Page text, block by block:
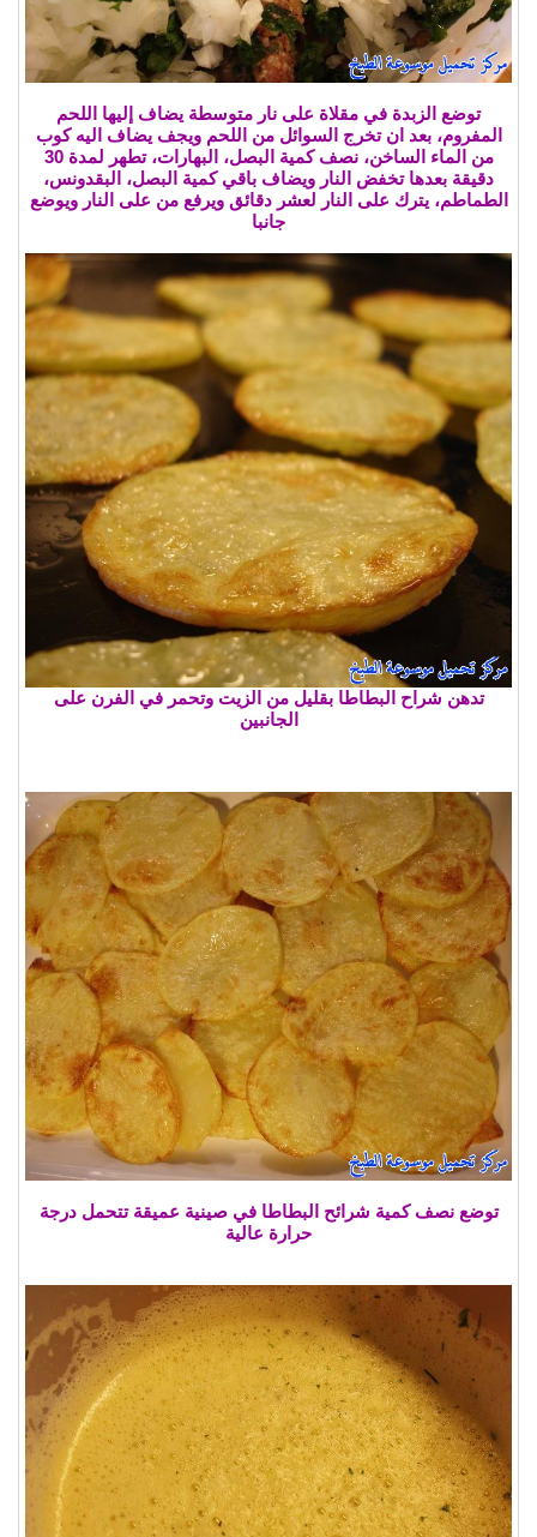
توضع الزبدة في مقلاة على نار متوسطة يضاف إليها اللحم
المفروم، بعد ان تخرج السوائل من اللحم ويجف يضاف اليه كوب
من الماء الساخن، نصف كمية البصل، البهارات، تطهر لمدة 30
دقيقة بعدها تخفض النار ويضاف باقي كمية البصل، البقدونس،
الطماطم، يترك على النار لعشر دقائق ويرفع من على النار ويوضع
جانبا
تدهن شراح البطاطا بقليل من الزيت وتحمر في الفرن على
الجانبين
توضع نصف كمية شرائح البطاطا في صينية عميقة تتحمل درجة
حرارة عالية